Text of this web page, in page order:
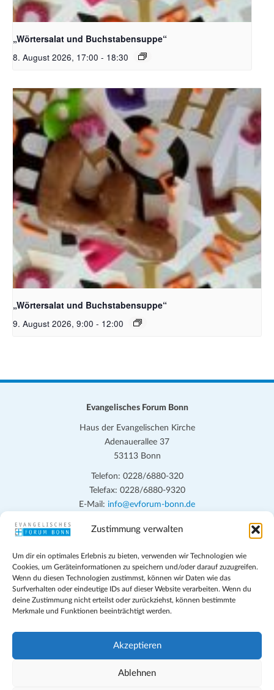
Zustimmung verwalten
Um dir ein optimales Erlebnis zu bieten, verwenden wir Technologien wie
Cookies, um Geräteinformationen zu speichern und/oder darauf zuzugreifen.
Wenn du diesen Technologien zustimmst, können wir Daten wie das
Surfverhalten oder eindeutige IDs auf dieser Website verarbeiten. Wenn du
deine Zustimmung nicht erteilst oder zurückziehst, können bestimmte
Merkmale und Funktionen beeinträchtigt werden.
Akzeptieren
Ablehnen
Bildquelle_ Pixabay Free_Christoph Meinersmann
„Wörtersalat und Buchstabensuppe“
8. August 2026, 17:00 - 18:30
Bildquelle_ Pixabay Free_Christoph Meinersmann
„Wörtersalat und Buchstabensuppe“
9. August 2026, 9:00 - 12:00
Evangelisches Forum Bonn
Haus der Evangelischen Kirche
Adenauerallee 37
53113 Bonn
Telefon: 0228/6880-320
Telefax: 0228/6880-9320
E-Mail: info@evforum-bonn.de
Das Evangelische Forum Bonn will in seinen zentralen
persönlichen, beruflichen, kirchlichen und öffentlichen Lebens
eingehen, zu offener Begegnung und ehrlicher Auseinandersetzung
anregen und mithelfen, aus der Verheißung des Evangeliums heraus
im individuellen und gesellschaftlichen Leben verantwortlich zu
denken, zu reden und zu handeln.
Impressum
Teilnahmebedingungen